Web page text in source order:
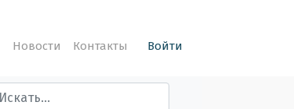
Новости Контакты Войти